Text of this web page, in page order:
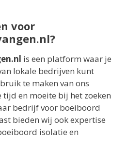
voor
is een platform waar je
lokale bedrijven kunt
te maken van ons
en moeite bij het zoeken
bedrijf voor boeiboord
bieden wij ook expertise
isolatie en